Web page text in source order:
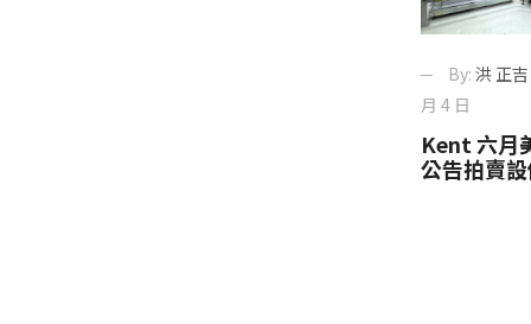
By: 洪 正吉
月 4 日
Kent 六
公告拍賣